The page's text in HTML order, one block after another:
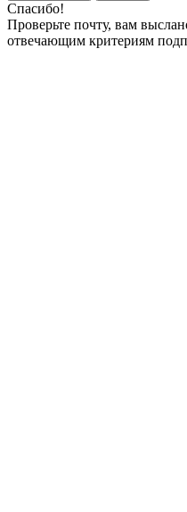
Спасибо!
Проверьте почту, вам
отвечающим критериям